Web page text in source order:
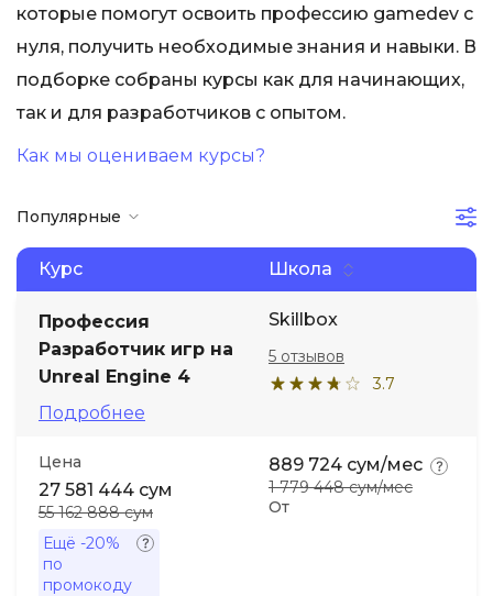
которые помогут освоить профессию gamedev с
нуля, получить необходимые знания и навыки. В
подборке собраны курсы как для начинающих,
так и для разработчиков с опытом.
Как мы оцениваем курсы?
Популярные
Курс Школа
Профессия
Разработчик игр на
Unreal Engine 4
Подробнее
Skillbox
3.7
5 отзывов
Цена
27 581 444 сум
55 162 888 сум
Ещё -20%
по
промокоду
От
889 724 сум/мес
1 779 448 сум/мес
Дизайн
Аналитика
Soft Skills
ДПО
Детям
Акции и промокоды